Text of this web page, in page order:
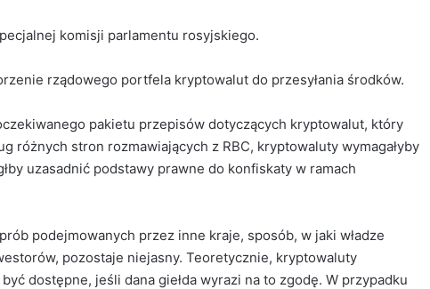
komisji parlamentu rosyjskiego.
rządowego portfela kryptowalut do przesyłania środków.
pakietu przepisów dotyczących kryptowalut, który
różnych stron rozmawiających z RBC, kryptowaluty wymagałyby
uzasadnić podstawy prawne do konfiskaty w ramach
podejmowanych przez inne kraje, sposób, w jaki władze
pozostaje niejasny. Teoretycznie, kryptowaluty
dostępne, jeśli dana giełda wyrazi na to zgodę. W przypadku